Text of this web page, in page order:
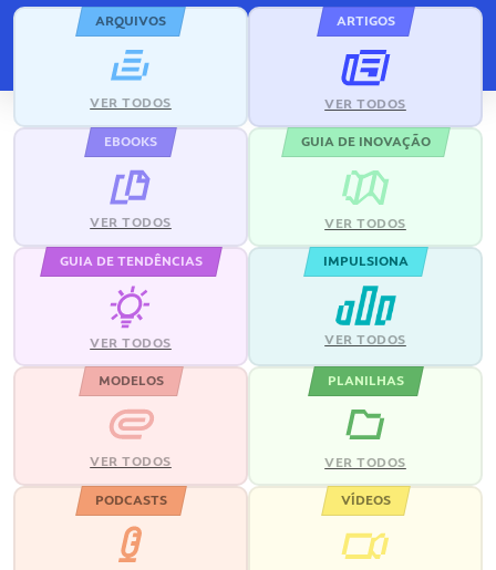
ARQUIVOS
VER TODOS
ARTIGOS
VER TODOS
EBOOKS
VER TODOS
GUIA DE INOVAÇÃO
VER TODOS
GUIA DE TENDÊNCIAS
VER TODOS
IMPULSIONA
VER TODOS
MODELOS
VER TODOS
PLANILHAS
VER TODOS
PODCASTS VÍDEOS